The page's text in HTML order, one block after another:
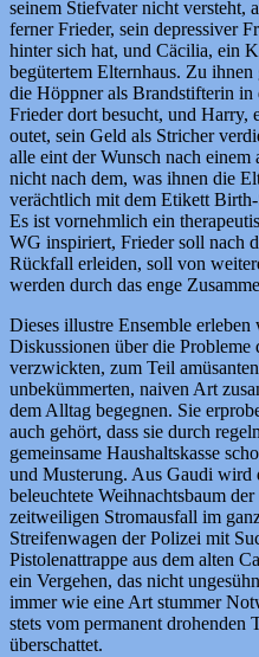
seinem Stiefvater nicht versteht,
ferner Frieder, sein depressiver
hinter sich hat, und Cäcilia, ein
begütertem Elternhaus. Zu
die Höppner als Brandstifterin in
Frieder dort besucht, und Harry,
outet, sein Geld als Stricher
alle eint der Wunsch nach
nicht nach dem, was ihnen die
verächtlich mit dem Etikett
Es ist vornehmlich ein
WG inspiriert, Frieder soll nach
Rückfall erleiden, soll von
werden durch das enge
Dieses illustre Ensemble
Diskussionen über die Probleme
verzwickten, zum Teil
unbekümmerten, naiven Art
dem Alltag begegnen. Sie
auch gehört, dass sie durch
gemeinsame Haushaltskasse
und Musterung. Aus Gaudi wird
beleuchtete Weihnachtsbaum
zeitweiligen Stromausfall im
Streifenwagen der Polizei mit
Pistolenattrappe aus dem alten
ein Vergehen, das nicht
immer wie eine Art stummer
stets vom permanent drohenden
überschattet.